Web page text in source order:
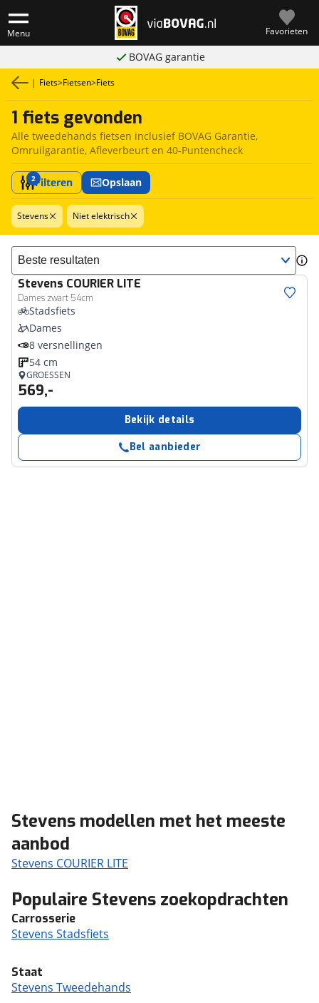
Menu Favorieten
BOVAG garantie
| Fiets>Fietsen>Fiets
1 fiets gevonden
Alle tweedehands fietsen inclusief BOVAG Garantie,
Omruilgarantie, Afleverbeurt en 40-Puntencheck
2Filteren Opslaan
Stevens Niet elektrisch
Sorteer resultaten
Stevens COURIER LITE
Dames zwart 54cm
Stadsfiets
Dames
8 versnellingen
54 cm
GROESSEN
569,-
Bekijk details
Bel aanbieder
Stevens modellen met het meeste
aanbod
Stevens COURIER LITE
Populaire Stevens zoekopdrachten
Carrosserie
Stevens Stadsfiets
Staat
Stevens Tweedehands